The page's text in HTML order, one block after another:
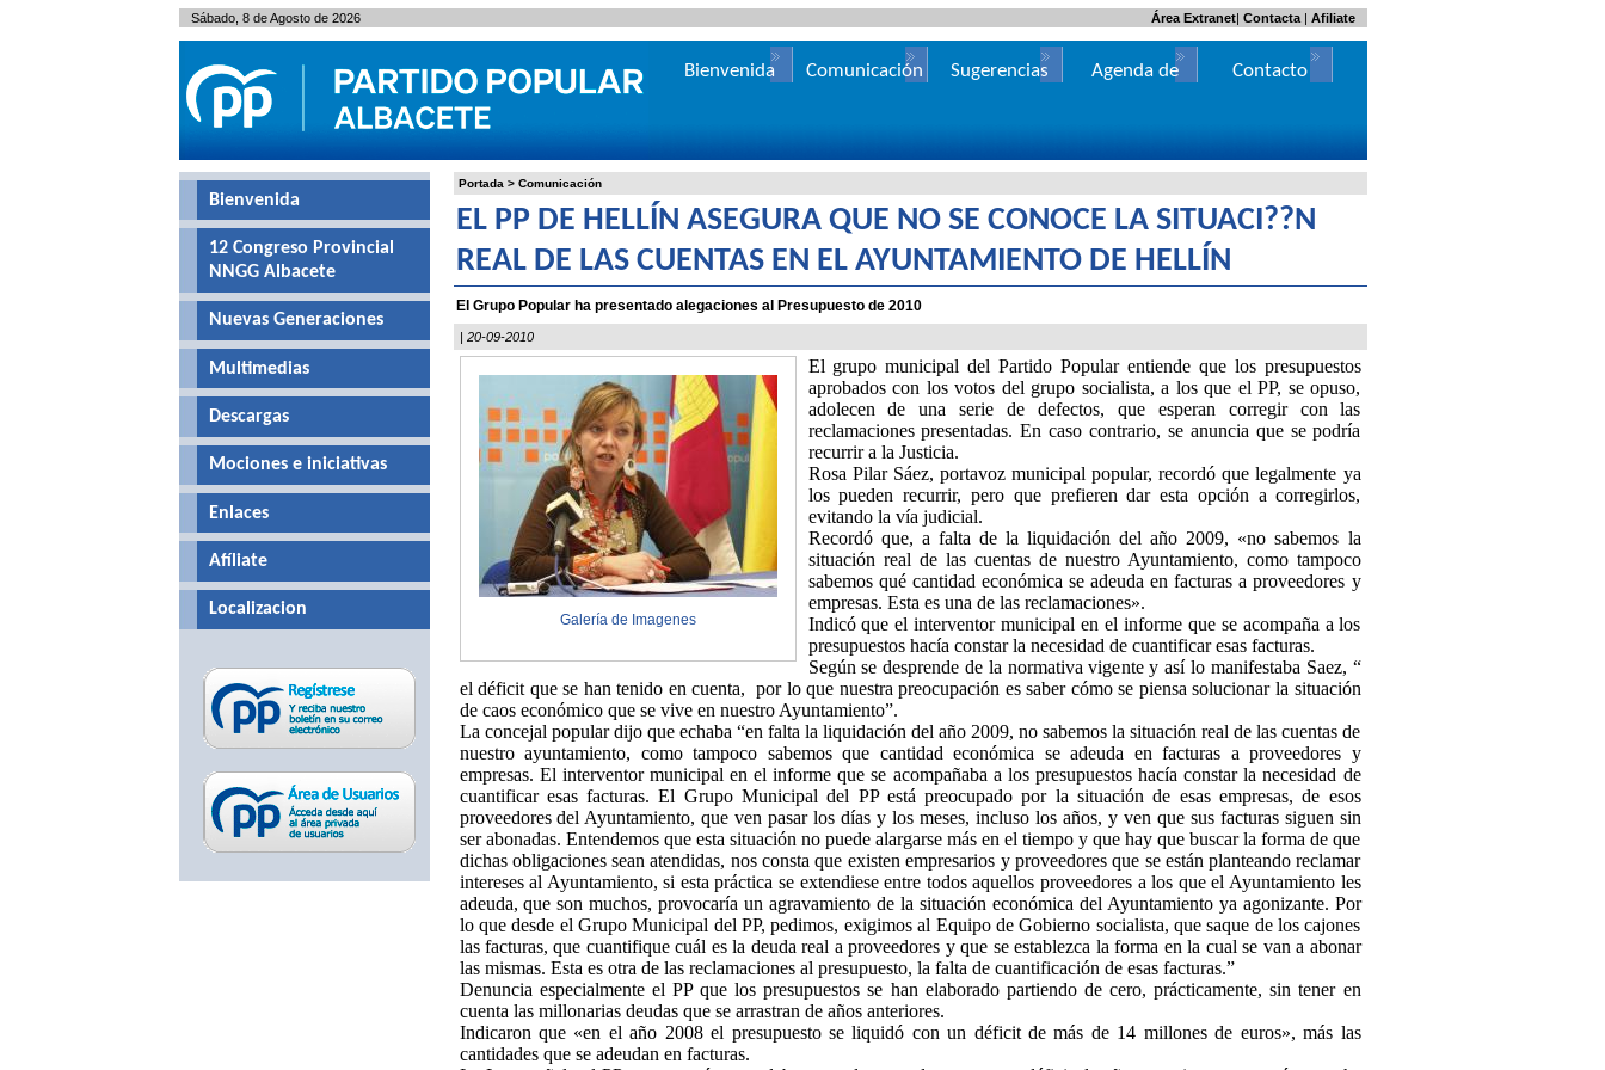
Portada > Comunicación
EL PP DE HELLÍN ASEGURA QUE NO SE CONOCE LA SITUACI??N
REAL DE LAS CUENTAS EN EL AYUNTAMIENTO DE HELLÍN
El Grupo Popular ha presentado alegaciones al Presupuesto de 2010
| 20-09-2010
Galería de Imagenes
El grupo municipal del Partido Popular entiende que los presupuestos
aprobados con los votos del grupo socialista, a los que el PP, se opuso,
adolecen de una serie de defectos, que esperan corregir con las
reclamaciones presentadas. En caso contrario, se anuncia que se podría
recurrir a la Justicia.
Rosa Pilar Sáez, portavoz municipal popular, recordó que legalmente ya
los pueden recurrir, pero que prefieren dar esta opción a corregirlos,
evitando la vía judicial.
Recordó que, a falta de la liquidación del año 2009, «no sabemos la
situación real de las cuentas de nuestro Ayuntamiento, como tampoco
sabemos qué cantidad económica se adeuda en facturas a proveedores y
empresas. Esta es una de las reclamaciones».
Indicó que el interventor municipal en el informe que se acompaña a los
presupuestos hacía constar la necesidad de cuantificar esas facturas.
Según se desprende de la normativa vigente y así lo manifestaba Saez, “
eldéficit que se han tenido en cuenta,
por lo que nuestra preocupación es saber cómo se piensa solucionar la situación
de caos económico que se vive en nuestro Ayuntamiento”.
La concejal popular dijo que echaba “en falta la liquidación del año 2009, no sabemos la situación real de las cuentas de
nuestro ayuntamiento, como tampoco sabemos que cantidad económica se adeuda en facturas a proveedores y
empresas. El interventor municipal en el informe que se acompañaba a los presupuestos hacía constar la necesidad de
cuantificar esas facturas. El Grupo Municipal del PP está preocupado por la situación de esas empresas, de esos
proveedores del Ayuntamiento, que ven pasar los días y los meses, incluso los años, y ven que sus facturas siguen sin
ser abonadas. Entendemos que esta situación no puede alargarse más en el tiempo y que hay que buscar la forma de que
dichas obligaciones sean atendidas, nos consta que existen empresarios y proveedores que se están planteando reclamar
intereses al Ayuntamiento, si esta práctica se extendiese entre todos aquellos proveedores a los que el Ayuntamiento les
adeuda, que son muchos, provocaría un agravamiento de la situación económica del Ayuntamiento ya agonizante. Por
lo que desde el Grupo Municipal del PP, pedimos, exigimos al Equipo de Gobierno socialista, que saque de los cajones
las facturas, que cuantifique cuál es la deuda real a proveedores y que se establezca la forma en la cual se van a abonar
las mismas. Esta es otra de las reclamaciones al presupuesto, la falta de cuantificación de esas facturas.”
Denuncia especialmente el PP que los presupuestos se han elaborado partiendo de cero, prácticamente, sin tener en
cuenta las millonarias deudas que se arrastran de años anteriores.
Indicaron que «en el año 2008 el presupuesto se liquidó con un déficit de más de 14 millones de euros», más las
cantidades que se adeudan en facturas.
Bienvenida
12 Congreso Provincial
NNGG Albacete
Nuevas Generaciones
Multimedias
Descargas
Mociones e iniciativas
Enlaces
Afíliate
Localizacion
Sábado, 8 de Agosto de 2026 | Contacta| Afiliate
Área Extranet
Bienvenida Comunicación Sugerencias
Agenda de
Contacto